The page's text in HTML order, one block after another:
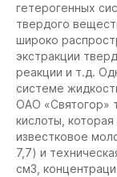
гетерогенных
твердого
широко
экстракции
реакции и т.д.
системе
ОАО «Святогор»
кислоты,
известковое
7,7) и
см3,